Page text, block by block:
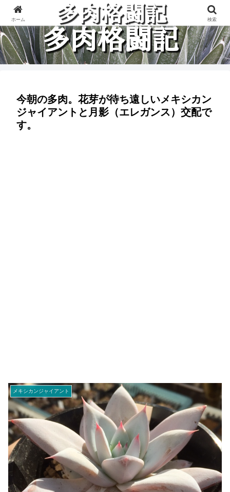
多肉植物と楽しく格闘している記録です。
今朝の多肉。花芽が待ち遠しいメキシカン
ジャイアントと月影（エレガンス）交配で
す。
メキシカンジャイアント
ホーム 検索